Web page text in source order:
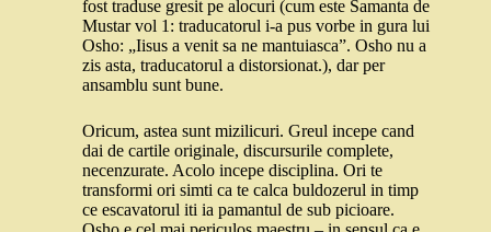
fost traduse gresit pe alocuri (cum este Samanta de
Mustar vol 1: traducatorul i-a pus vorbe in gura lui
Osho: „Iisus a venit sa ne mantuiasca”. Osho nu a
zis asta, traducatorul a distorsionat.), dar per
ansamblu sunt bune.
Oricum, astea sunt mizilicuri. Greul incepe cand
dai de cartile originale, discursurile complete,
necenzurate. Acolo incepe disciplina. Ori te
transformi ori simti ca te calca buldozerul in timp
ce escavatorul iti ia pamantul de sub picioare.